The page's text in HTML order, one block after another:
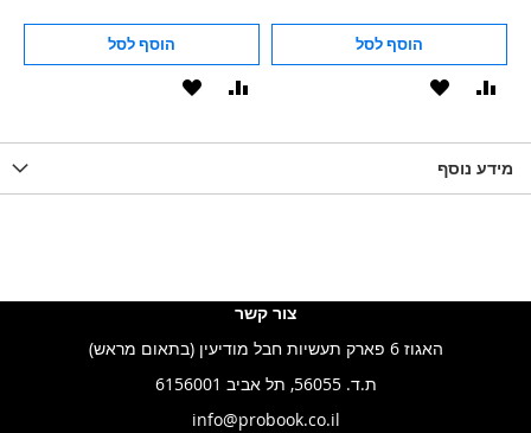
הוסף לסל
הוסף
הוסף לסל
הוסף
מידע נוסף
צור קשר
האגוז 6 פארק תעשיות חבל מודיעין (בתאום מראש)
ת.ד. 56055, תל אביב 6156001
info@probook.co.il